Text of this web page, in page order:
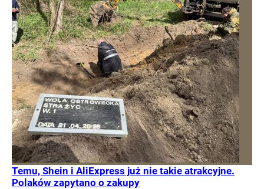
Temu, Shein i AliExpress już nie takie atrakcyjne.
Polaków zapytano o zakupy